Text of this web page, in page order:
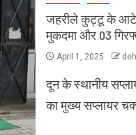
जहरीले कुट्टू के आटे
मुकदमा और 03
April 1, 2025
दून के स्थानीय
का मुख्य सप्लायर